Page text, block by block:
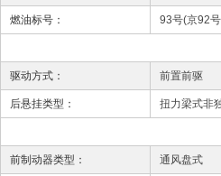
燃油标号： 93号(京92
驱动方式： 前置前驱
后悬挂类型： 扭力梁式非
前制动器类型： 通风盘式